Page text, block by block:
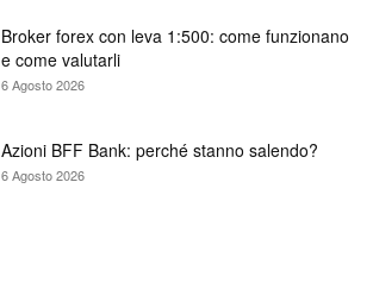
Broker forex con leva 1:500: come funzionano
e come valutarli
6 Agosto 2026
Azioni BFF Bank: perché stanno salendo?
6 Agosto 2026